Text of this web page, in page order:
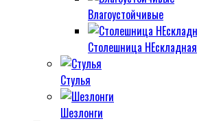
Влагоустойчивые
Столешница НЕскладная
Стулья
Шезлонги